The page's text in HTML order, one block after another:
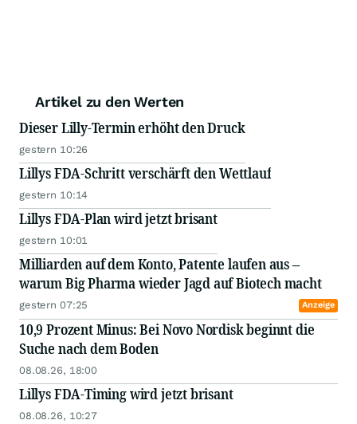
Artikel zu den Werten
Dieser Lilly-Termin erhöht den Druck
gestern 10:26
Lillys FDA-Schritt verschärft den Wettlauf
gestern 10:14
Lillys FDA-Plan wird jetzt brisant
gestern 10:01
Milliarden auf dem Konto, Patente laufen aus –
warum Big Pharma wieder Jagd auf Biotech macht
gestern 07:25 Anzeige
10,9 Prozent Minus: Bei Novo Nordisk beginnt die
Suche nach dem Boden
08.08.26, 18:00
Lillys FDA-Timing wird jetzt brisant
08.08.26, 10:27